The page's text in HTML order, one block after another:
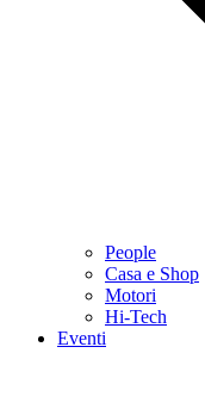
People
Casa e Shop
Motori
Hi-Tech
Eventi